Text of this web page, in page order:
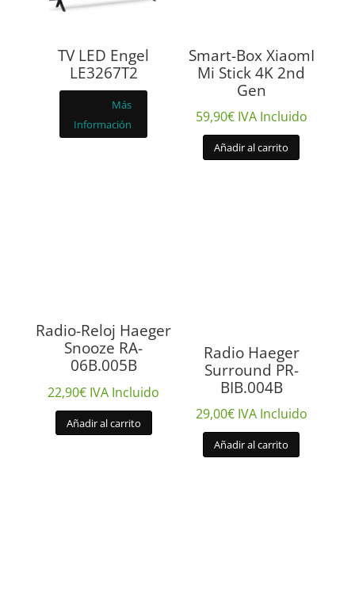
TV LED Engel
LE3267T2
Más
Información
Smart-Box XiaomI
Mi Stick 4K 2nd
Gen
59,90€ IVA Incluido
Añadir al carrito
Radio-Reloj Haeger
Snooze RA-
06B.005B
22,90€ IVA Incluido
Añadir al carrito
Radio Haeger
Surround PR-
BIB.004B
29,00€ IVA Incluido
Añadir al carrito